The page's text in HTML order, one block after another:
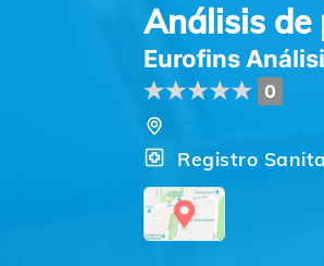
Análisis de
Eurofins
0
Registro